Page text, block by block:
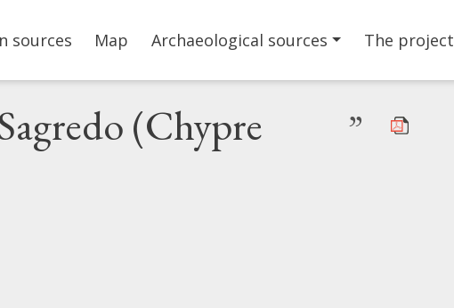
sources Map Archaeological sources The project
(Chypre
”